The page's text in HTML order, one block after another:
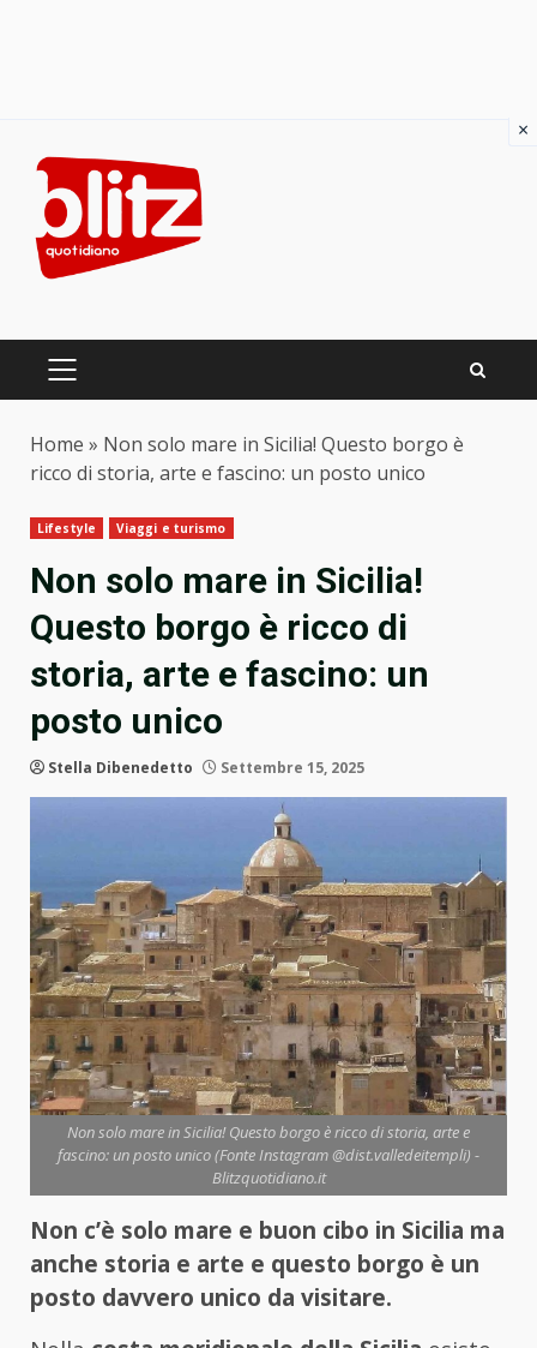
content
PRIMARY
Home » Non solo mare in Sicilia! Questo borgo è
ricco di storia, arte e fascino: un posto unico
Lifestyle Viaggi e turismo
Non solo mare in Sicilia!
Questo borgo è ricco di
storia, arte e fascino: un
posto unico
Stella Dibenedetto Settembre 15, 2025
Non solo mare in Sicilia! Questo borgo è ricco di storia, arte e
fascino: un posto unico (Fonte Instagram @dist.valledeitempli) -
Blitzquotidiano.it
Non c’è solo mare e buon cibo in Sicilia ma
anche storia e arte e questo borgo è un
posto davvero unico da visitare.
×